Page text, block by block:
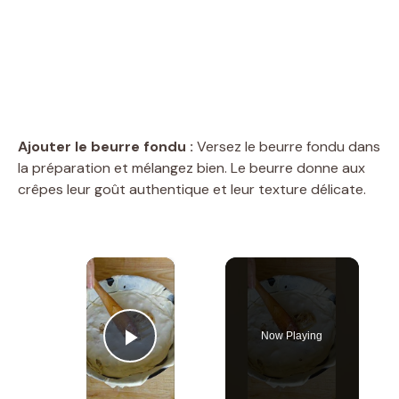
Ajouter le beurre fondu : Versez le beurre fondu dans
la préparation et mélangez bien. Le beurre donne aux
crêpes leur goût authentique et leur texture délicate.
×
Play Video
Now Playing